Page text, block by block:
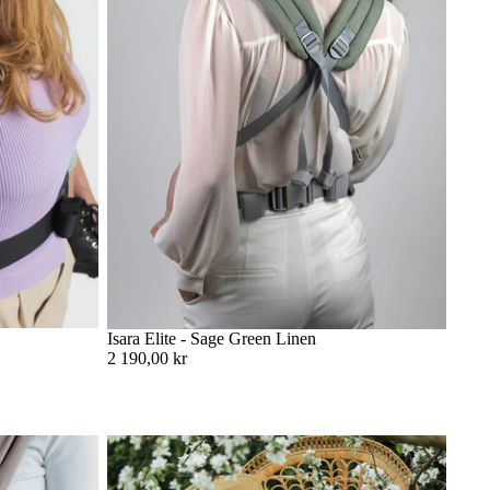
Isara Elite - Sage Green Linen
2 190,00 kr
veta
Storleksguide: Vilken storlek ska jag välja på
min vävda bärsjal?